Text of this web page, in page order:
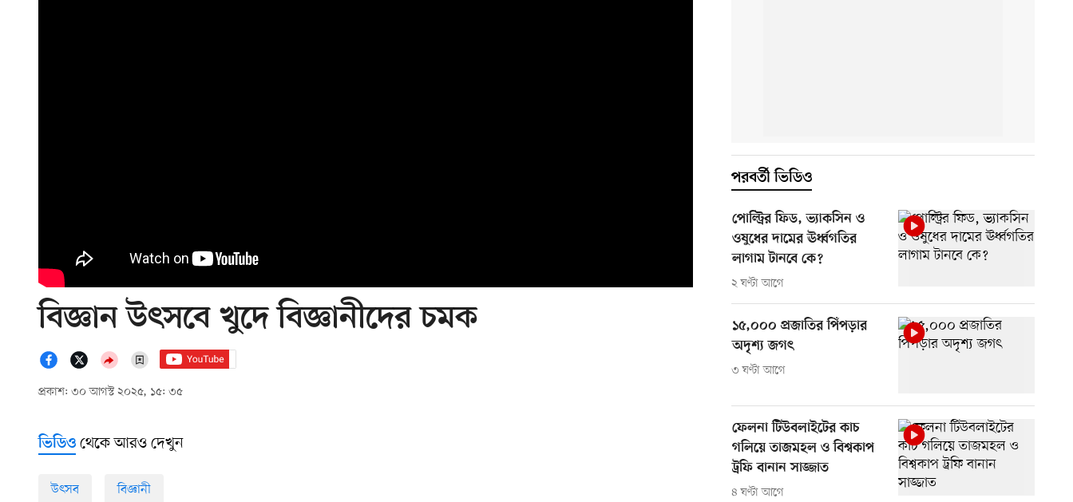
বিজ্ঞান উৎসবে খুদে বিজ্ঞানীদের চমক
প্রকাশ: ৩০ আগস্ট ২০২৫, ১৫: ৩৫
পরবর্তী ভিডিও
পোল্ট্রির ফিড, ভ্যাকসিন ও
ওষুধের দামের ঊর্ধ্বগতির
লাগাম টানবে কে?
২ ঘণ্টা আগে
১৫,০০০ প্রজাতির পিঁপড়ার
অদৃশ্য জগৎ
৩ ঘণ্টা আগে
ফেলনা টিউবলাইটের কাচ
গলিয়ে তাজমহল ও বিশ্বকাপ
ট্রফি বানান সাজ্জাত
৪ ঘণ্টা আগে
ভিডিও থেকে আরও দেখুন
উৎসব বিজ্ঞানী